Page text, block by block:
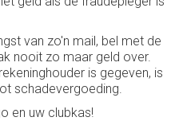
van zo'n mail, bel met de
nooit zo maar geld over.
is gegeven, is
schadevergoeding.
en uw clubkas!